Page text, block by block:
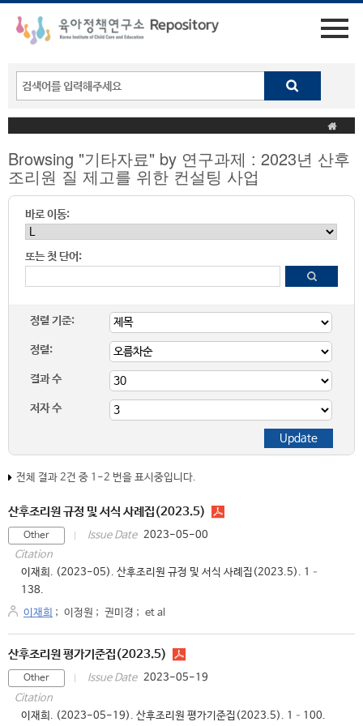
Browsing "기타자료" by 연구과제 : 2023년 산후
조리원 질 제고를 위한 컨설팅 사업
바로 이동:
또는 첫 단어:
정렬 기준:
정렬:
결과 수
저자 수
전체 결과 2건 중 1-2 번을 표시중입니다.
산후조리원 규정 및 서식 사례집(2023.5)
Other Issue Date 2023-05-00
Citation
이재희. (2023-05). 산후조리원 규정 및 서식 사례집(2023.5). 1–
138.
이재희 ; 이정원 ; 권미경 ; et al
산후조리원 평가기준집(2023.5)
Other Issue Date 2023-05-19
Citation
이재희. (2023-05-19). 산후조리원 평가기준집(2023.5). 1–100.